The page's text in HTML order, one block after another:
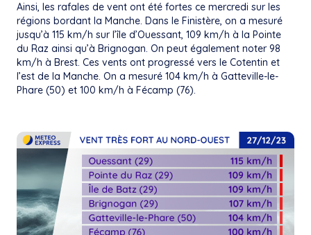
Ainsi, les rafales de vent ont été fortes ce mercredi sur les
régions bordant la Manche. Dans le Finistère, on a mesuré
jusqu’à 115 km/h sur l’île d’Ouessant, 109 km/h à la Pointe
du Raz ainsi qu’à Brignogan. On peut également noter 98
km/h à Brest. Ces vents ont progressé vers le Cotentin et
l’est de la Manche. On a mesuré 104 km/h à Gatteville-le-
Phare (50) et 100 km/h à Fécamp (76).